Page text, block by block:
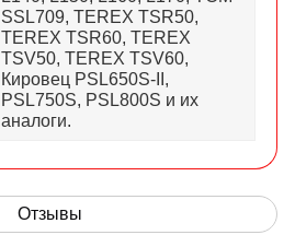
SSL709, TEREX TSR50,
TEREX TSR60, TEREX
TSV50, TEREX TSV60,
Кировец PSL650S-II,
PSL750S, PSL800S и их
аналоги.
Отзывы